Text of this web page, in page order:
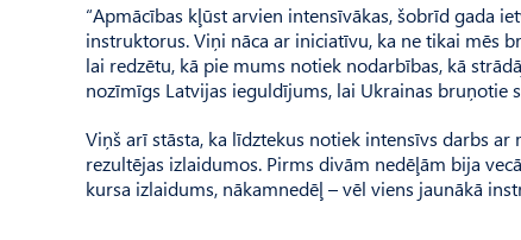
“Apmācības kļūst arvien intensīvākas, šobrīd gada
instruktorus. Viņi nāca ar iniciatīvu, ka ne tikai mēs
lai redzētu, kā pie mums notiek nodarbības, kā
nozīmīgs Latvijas ieguldījums, lai Ukrainas bruņotie
Viņš arī stāsta, ka līdztekus notiek intensīvs darbs
rezultējas izlaidumos. Pirms divām nedēļām bija
kursa izlaidums, nākamnedēļ – vēl viens jaunākā